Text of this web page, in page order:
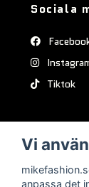
Sociala
Tiktok
Vi
anpassa det